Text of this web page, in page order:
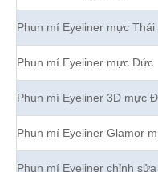
Phun mí Eyeliner mực Thái
Phun mí Eyeliner mực Đức
Phun mí Eyeliner 3D mực
Phun mí Eyeliner Glamor
Phun mí Eyeliner chỉnh